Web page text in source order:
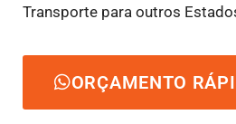
Transporte para outros
ORÇAMENTO